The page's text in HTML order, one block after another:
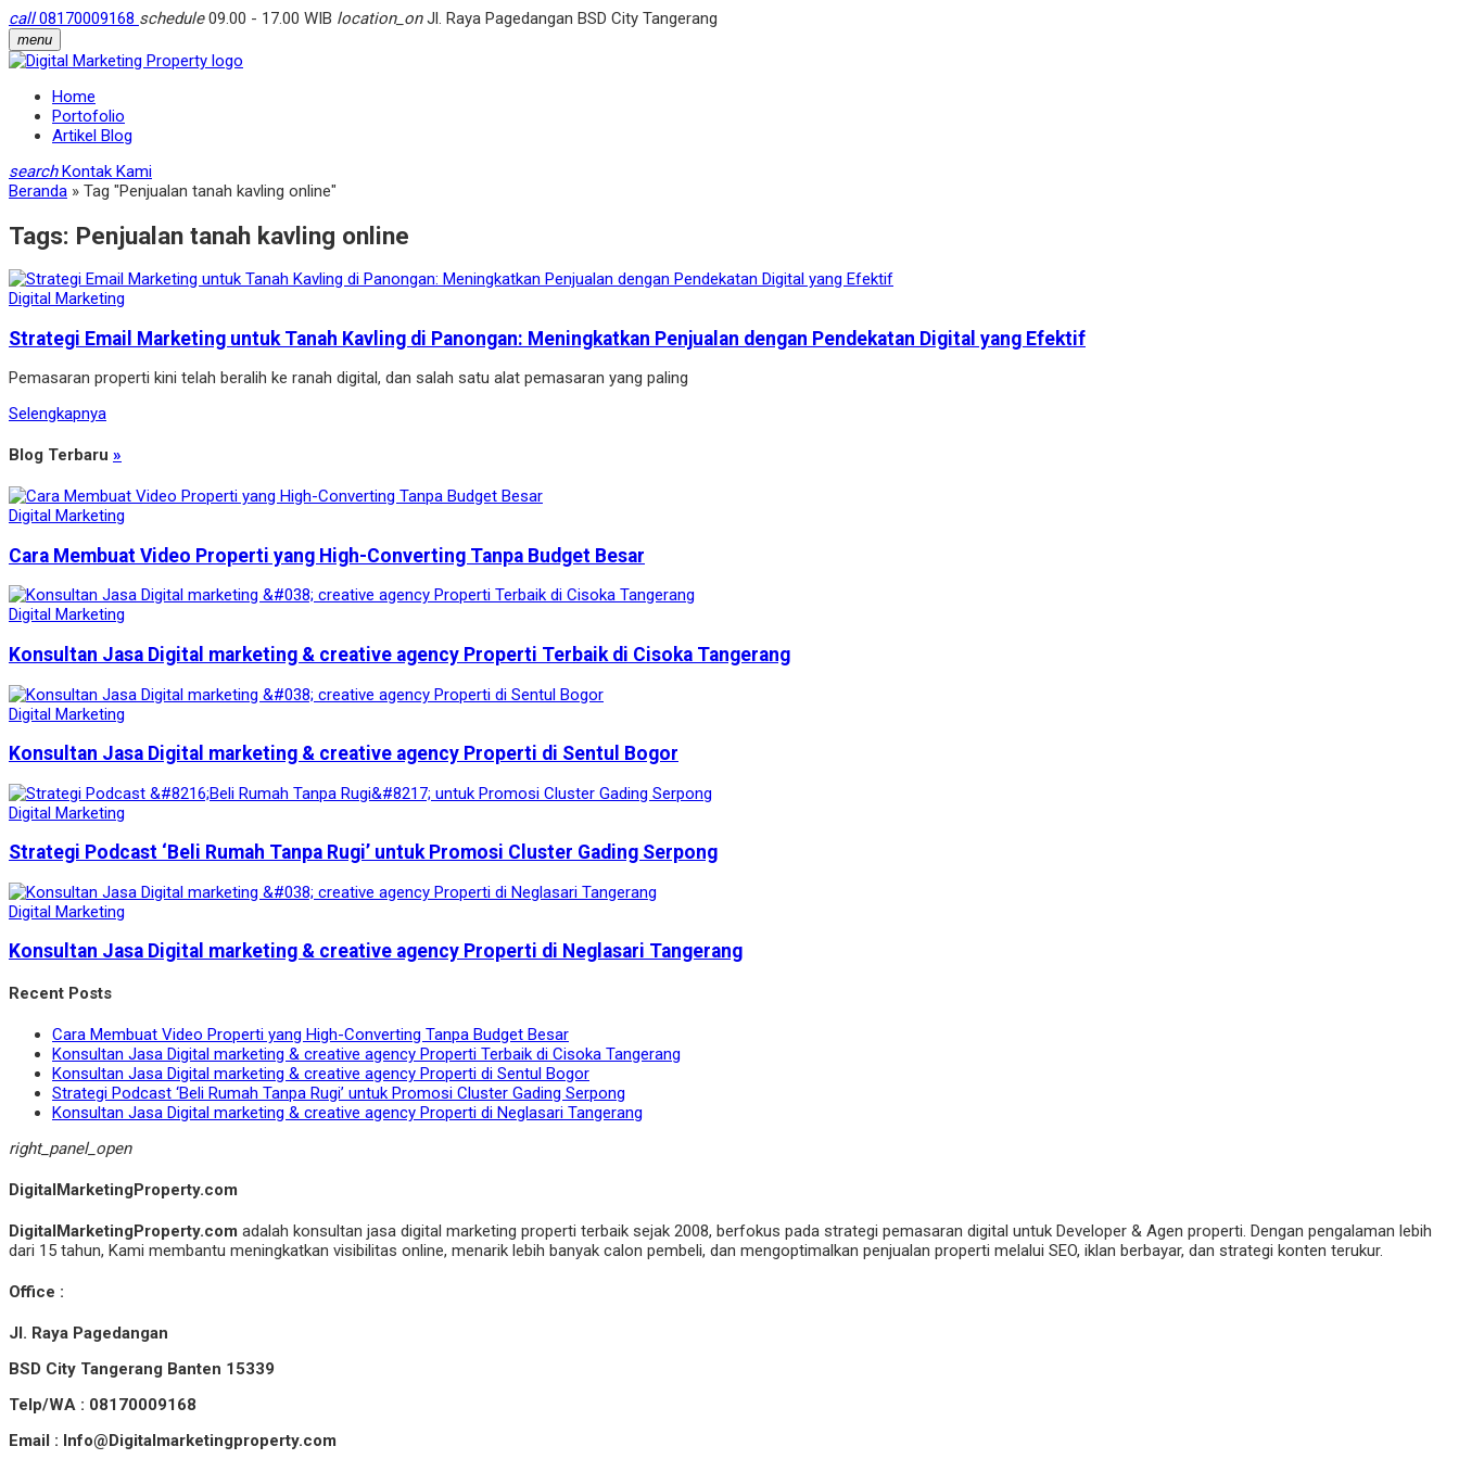
call08170009168 schedule09.00 - 17.00 WIB location_onJl. Raya Pagedangan BSD City Tangerang
menu
Home
Portofolio
Artikel Blog
search Kontak Kami
Beranda » Tag "Penjualan tanah kavling online"
Tags: Penjualan tanah kavling online
Digital Marketing
Strategi Email Marketing untuk Tanah Kavling di Panongan: Meningkatkan Penjualan dengan Pendekatan Digital yang Efektif
Pemasaran properti kini telah beralih ke ranah digital, dan salah satu alat pemasaran yang paling
Selengkapnya
Blog Terbaru »
Digital Marketing
Cara Membuat Video Properti yang High-Converting Tanpa Budget Besar
Digital Marketing
Konsultan Jasa Digital marketing & creative agency Properti Terbaik di Cisoka Tangerang
Digital Marketing
Konsultan Jasa Digital marketing & creative agency Properti di Sentul Bogor
Digital Marketing
Strategi Podcast ‘Beli Rumah Tanpa Rugi’ untuk Promosi Cluster Gading Serpong
Digital Marketing
Konsultan Jasa Digital marketing & creative agency Properti di Neglasari Tangerang
Recent Posts
Cara Membuat Video Properti yang High-Converting Tanpa Budget Besar
Konsultan Jasa Digital marketing & creative agency Properti Terbaik di Cisoka Tangerang
Konsultan Jasa Digital marketing & creative agency Properti di Sentul Bogor
Strategi Podcast ‘Beli Rumah Tanpa Rugi’ untuk Promosi Cluster Gading Serpong
Konsultan Jasa Digital marketing & creative agency Properti di Neglasari Tangerang
right_panel_open
DigitalMarketingProperty.com
DigitalMarketingProperty.com adalah konsultan jasa digital marketing properti terbaik sejak 2008, berfokus pada strategi pemasaran digital untuk Developer & Agen properti. Dengan pengalaman lebih
dari 15 tahun, Kami membantu meningkatkan visibilitas online, menarik lebih banyak calon pembeli, dan mengoptimalkan penjualan properti melalui SEO, iklan berbayar, dan strategi konten terukur.
Office :
Jl. Raya Pagedangan
BSD City Tangerang Banten 15339
Telp/WA : 08170009168
Email : Info@Digitalmarketingproperty.com